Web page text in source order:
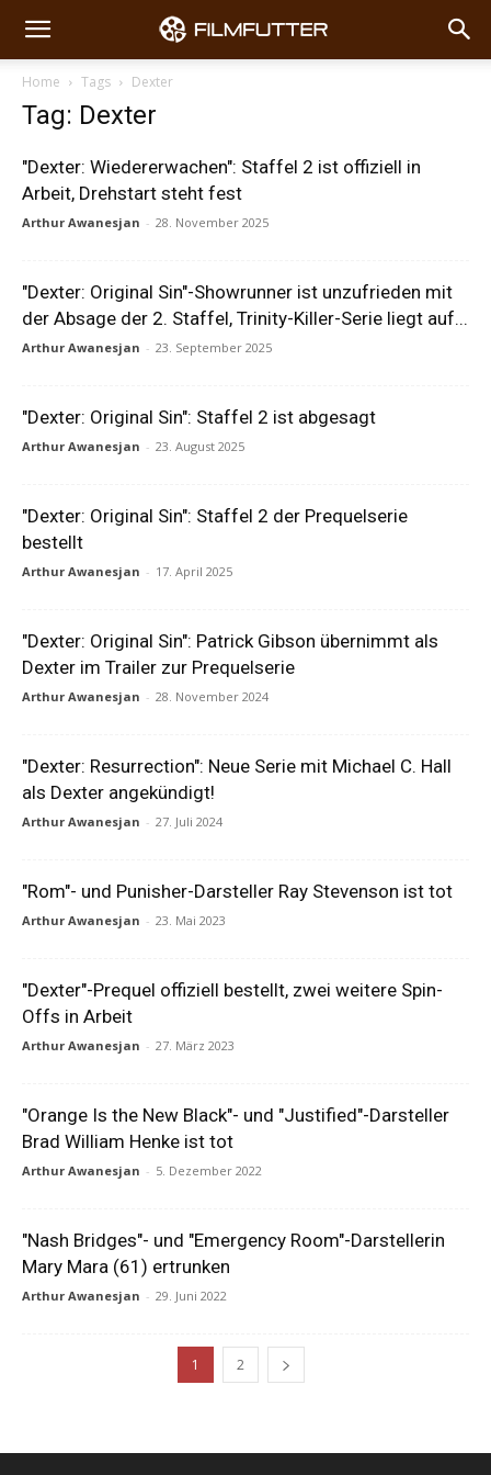
Home Tags Dexter
Tag: Dexter
"Dexter: Wiedererwachen": Staffel 2 ist offiziell in
Arbeit, Drehstart steht fest
Arthur Awanesjan - 28. November 2025
"Dexter: Original Sin"-Showrunner ist unzufrieden mit
der Absage der 2. Staffel, Trinity-Killer-Serie liegt auf...
Arthur Awanesjan - 23. September 2025
"Dexter: Original Sin": Staffel 2 ist abgesagt
Arthur Awanesjan - 23. August 2025
"Dexter: Original Sin": Staffel 2 der Prequelserie
bestellt
Arthur Awanesjan - 17. April 2025
"Dexter: Original Sin": Patrick Gibson übernimmt als
Dexter im Trailer zur Prequelserie
Arthur Awanesjan - 28. November 2024
"Dexter: Resurrection": Neue Serie mit Michael C. Hall
als Dexter angekündigt!
Arthur Awanesjan - 27. Juli 2024
"Rom"- und Punisher-Darsteller Ray Stevenson ist tot
Arthur Awanesjan - 23. Mai 2023
"Dexter"-Prequel offiziell bestellt, zwei weitere Spin-
Offs in Arbeit
Arthur Awanesjan - 27. März 2023
"Orange Is the New Black"- und "Justified"-Darsteller
Brad William Henke ist tot
Arthur Awanesjan - 5. Dezember 2022
"Nash Bridges"- und "Emergency Room"-Darstellerin
Mary Mara (61) ertrunken
Arthur Awanesjan - 29. Juni 2022
1 2